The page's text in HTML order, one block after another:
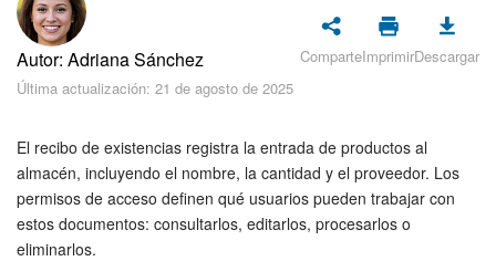
Seguridad
Planes y pagos
Feed
Messenger
Autor: Adriana Sánchez
Última actualización: 21 de agosto de 2025
ComparteImprimirDescargar
El recibo de existencias registra la entrada de productos al
almacén, incluyendo el nombre, la cantidad y el proveedor. Los
permisos de acceso definen qué usuarios pueden trabajar con
estos documentos: consultarlos, editarlos, procesarlos o
eliminarlos.